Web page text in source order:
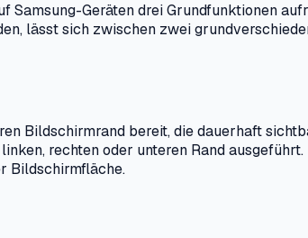
Samsung-Geräten drei Grundfunktionen
lässt sich zwischen zwei
Bildschirmrand bereit, die dauerhaft
rechten oder unteren Rand
Bildschirmfläche.